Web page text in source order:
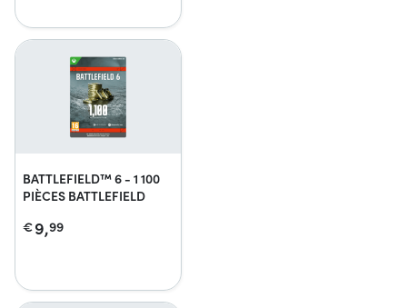
BATTLEFIELD™ 6 - 1 100
PIÈCES BATTLEFIELD
€9,99